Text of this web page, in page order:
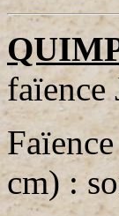
faïence
cm) :